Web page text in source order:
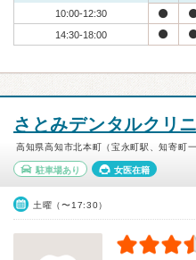
10:00-12:30
14:30-18:00
さとみデンタルクリ
高知県高知市北本町（宝永町駅、知寄町
駐車場あり 女医在籍
土曜（〜17:30）